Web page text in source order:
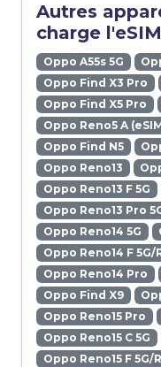
Autres
charge
Oppo A55s 5G
Oppo Find X3 Pro
Oppo Find X5 Pro
Oppo Reno5 A
Oppo Find N5
Oppo Reno13
Oppo Reno13 F 5G
Oppo Reno13 Pro
Oppo Reno14 5G
Oppo Reno14 F 5G/
Oppo Reno14 Pro
Oppo Find X9
Oppo Reno15 Pro
Oppo Reno15 C 5G
Oppo Reno15 F 5G/